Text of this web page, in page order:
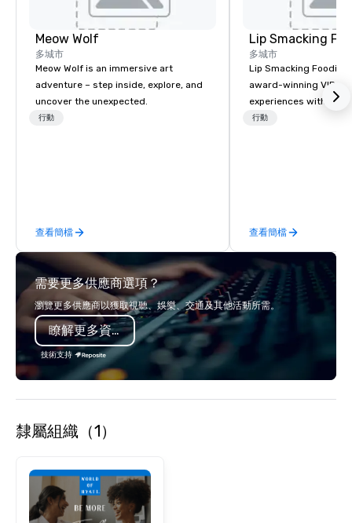
Meow Wolf
多城市
Meow Wolf is an immersive art
adventure – step inside, explore, and
uncover the unexpected.
行動
查看簡檔
Lip Smacking
多城市
Lip Smacking Foodie
award-winning VIP
experiences with
restaurants
and craft cocktails at
with complete VIP
experience gives
opportunity to sit
colleagues at each
mingle, and easily
each experience with
engaging information
行動
查看簡檔
需要更多供應商選項？
瀏覽更多供應商以獲取視聽、娛樂、交通及其他活動所需。
瞭解更多資訊
技術支持
隸屬組織（1）